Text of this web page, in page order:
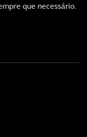
que necessário.